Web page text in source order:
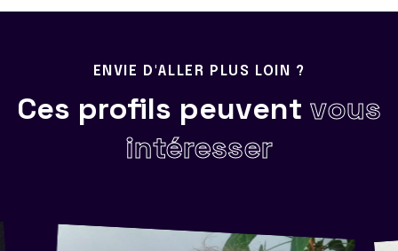
ENVIE D'ALLER PLUS LOIN ?
Ces profils peuvent vous
intéresser